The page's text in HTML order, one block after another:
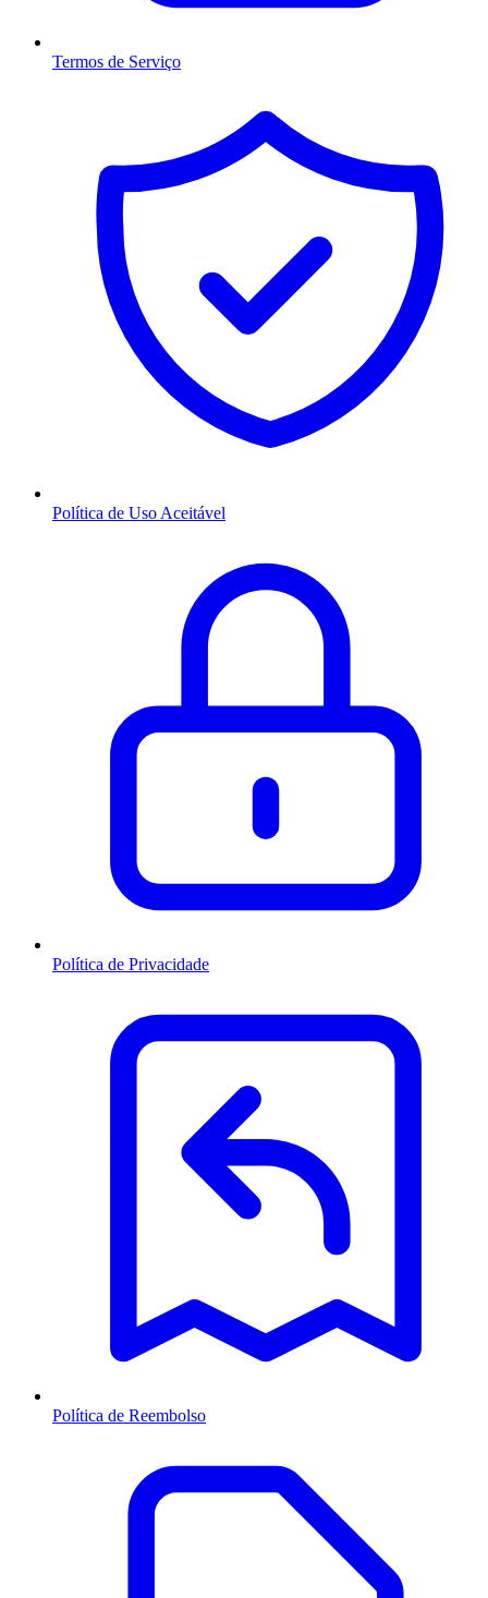
Termos de Serviço
Política de Uso Aceitável
Política de Privacidade
Política de Reembolso